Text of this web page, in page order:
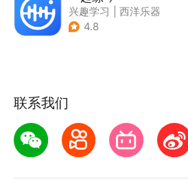
兴趣学习
西洋乐器
| 其他
4.8
联系我们